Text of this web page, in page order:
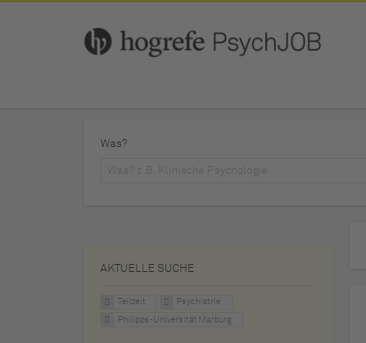
Was?
AKTUELLE SUCHE
Teilzeit Psychiatrie
Philipps-Universität Marburg